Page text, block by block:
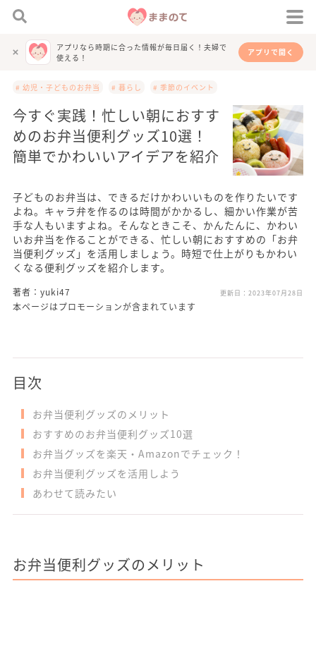
アプリなら時期に合った情報が毎日届く！夫婦で
使える！
アプリで開く
# 幼児・子どものお弁当 # 暮らし # 季節のイベント
今すぐ実践！忙しい朝におすす
めのお弁当便利グッズ10選！
簡単でかわいいアイデアを紹介
子どものお弁当は、できるだけかわいいものを作りたいです
よね。キャラ弁を作るのは時間がかかるし、細かい作業が苦
手な人もいますよね。そんなときこそ、かんたんに、かわい
いお弁当を作ることができる、忙しい朝におすすめの「お弁
当便利グッズ」を活用しましょう。時短で仕上がりもかわい
くなる便利グッズを紹介します。
著者：yuki47 更新日： 2023年07月28日
本ページはプロモーションが含まれています
目次
お弁当便利グッズのメリット
おすすめのお弁当便利グッズ10選
お弁当グッズを楽天・Amazonでチェック！
お弁当便利グッズを活用しよう
あわせて読みたい
お弁当便利グッズのメリット